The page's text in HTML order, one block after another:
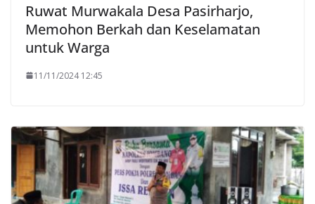
Ruwat Murwakala Desa Pasirharjo,
Memohon Berkah dan Keselamatan
untuk Warga
11/11/2024 12:45